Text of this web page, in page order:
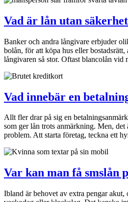
Vad är lån utan
Banker och andra långivare erbjuder
bolån, för att köpa hus eller
långivaren så stor. Oftast blancolån vid
Vad innebär en
Allt fler drar på sig en
som ger lån trots anmärkning. Men,
problem. Att starta företag, teckna ett
Var kan man få smslån
Ibland är behovet av extra pengar